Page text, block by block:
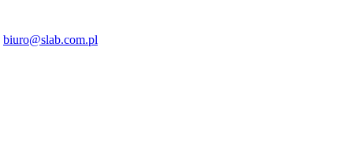
biuro@slab.com.pl